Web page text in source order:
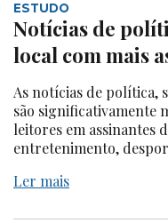
ESTUDO
Notícias de
local com mais
As notícias de política,
são significativamente
leitores em assinantes
entretenimento,
Ler mais